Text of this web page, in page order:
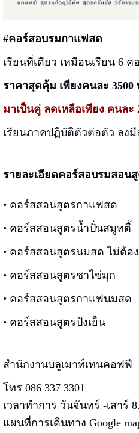
#คอร์สอบรมกาแฟสด
เรียนที่เดียว เหมือนเรียน 6 ค
ราคาสุดคุ้ม เพียงคนละ 3500
มาเป็นคู่ ลดเหลือเพียง คนละ
เรียนภาคปฏิบัติตัวต่อตัว ลงมื
รายละเอียดคอร์สอบรมสอน
• คอร์สสอนสูตรกาแฟสด
• คอร์สสอนสูตรน้ำปั่นสมูทตี้
• คอร์สสอนสูตรนมสด ไม่ต้อ
• คอร์สสอนสูตรชาไข่มุก
• คอร์สสอนสูตรกาแฟนมสด
• คอร์สสอนสูตรปังเย็น
สำนักงานบลูเมาท์เทนคอฟฟี
โทร 086 337 3301
เวลาทำการ วันจันทร์ -เสาร์
แผนที่การเดินทาง Google